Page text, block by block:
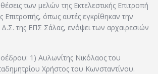
των μελών της Εκτελεστικής Επιτροπή
Επιτροπής, όπως αυτές εγκρίθηκαν την
της ΕΠΣ Σάλας, ενόψει των αρχαιρεσιών
1) Αυλωνίτης Νικόλαος του
Χρήστος του Κωνσταντίνου.